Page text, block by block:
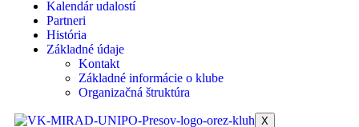
Kalendár udalostí
Partneri
História
Základné údaje
Kontakt
Základné informácie o klube
Organizačná štruktúra
X